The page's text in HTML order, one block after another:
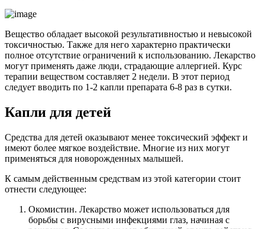
Вещество обладает высокой результативностью и невысокой
токсичностью. Также для него характерно практически
полное отсутствие ограничений к использованию. Лекарство
могут применять даже люди, страдающие аллергией. Курс
терапии веществом составляет 2 недели. В этот период
следует вводить по 1-2 капли препарата 6-8 раз в сутки.
Капли для детей
Средства для детей оказывают менее токсический эффект и
имеют более мягкое воздействие. Многие из них могут
применяться для новорожденных малышей.
К самым действенным средствам из этой категории стоит
отнести следующее:
Окомистин. Лекарство может использоваться для
борьбы с вирусными инфекциями глаз, начиная с